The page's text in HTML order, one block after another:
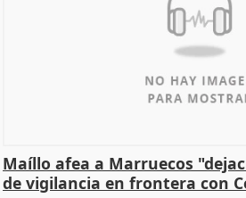
Maíllo afea a Marruecos
de vigilancia en frontera con